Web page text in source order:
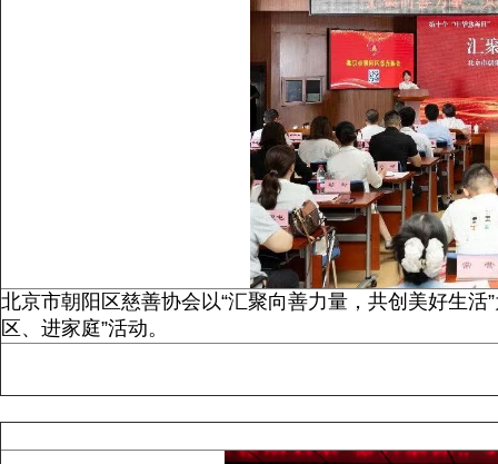
北京市朝阳区慈善协会以“汇聚向善力量，共创美好生
区、进家庭”活动。